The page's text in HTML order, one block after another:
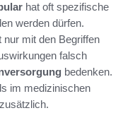
hat oft spezifische
werden dürfen.
mit den Begriffen
falsch
bedenken.
im medizinischen